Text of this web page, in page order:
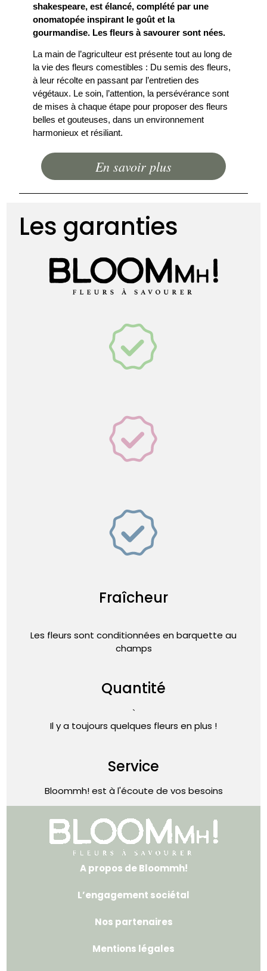
shakespeare, est élancé, complété par une
onomatopée inspirant le goût et la
gourmandise. Les fleurs à savourer sont nées.
La main de l’agriculteur est présente tout au long de
la vie des fleurs comestibles : Du semis des fleurs,
à leur récolte en passant par l’entretien des
végétaux. Le soin, l’attention, la persévérance sont
de mises à chaque étape pour proposer des fleurs
belles et gouteuses, dans un environnement
harmonieux et résiliant.
En savoir plus
Les garanties
Fraîcheur
Les fleurs sont conditionnées en barquette au
champs
Quantité
`
Il y a toujours quelques fleurs en plus !
Service
Bloommh! est à l'écoute de vos besoins
A propos de Bloommh!
L’engagement sociétal
Nos partenaires
Mentions légales